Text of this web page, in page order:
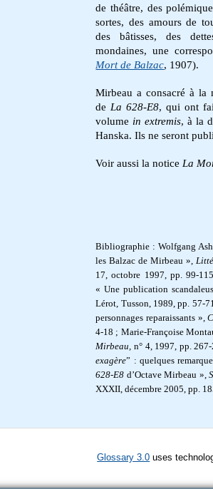
de théâtre, des
sortes, des amours de
des bâtisses, des
mondaines, une
Mort de Balzac, 1907).
Mirbeau a consacré à la
de La 628-E8, qui ont
volume in extremis, à la
Hanska. Ils ne seront
Voir aussi la notice La
Bibliographie : Wolfgang
les Balzac de Mirbeau »,
17, octobre 1997, pp. 99-
« Une publication
Lérot, Tusson, 1989, pp. 57-
personnages reparaissants »,
4-18 ; Marie-Françoise
Mirbeau,n° 4, 1997, pp.
exagère” : quelques
628-E8 d’Octave Mirbeau »,
XXXII, décembre 2005, pp.
Glossary 3.0 uses